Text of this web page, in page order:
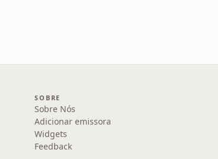
SOBRE
Sobre Nós
Adicionar emissora
Widgets
Feedback